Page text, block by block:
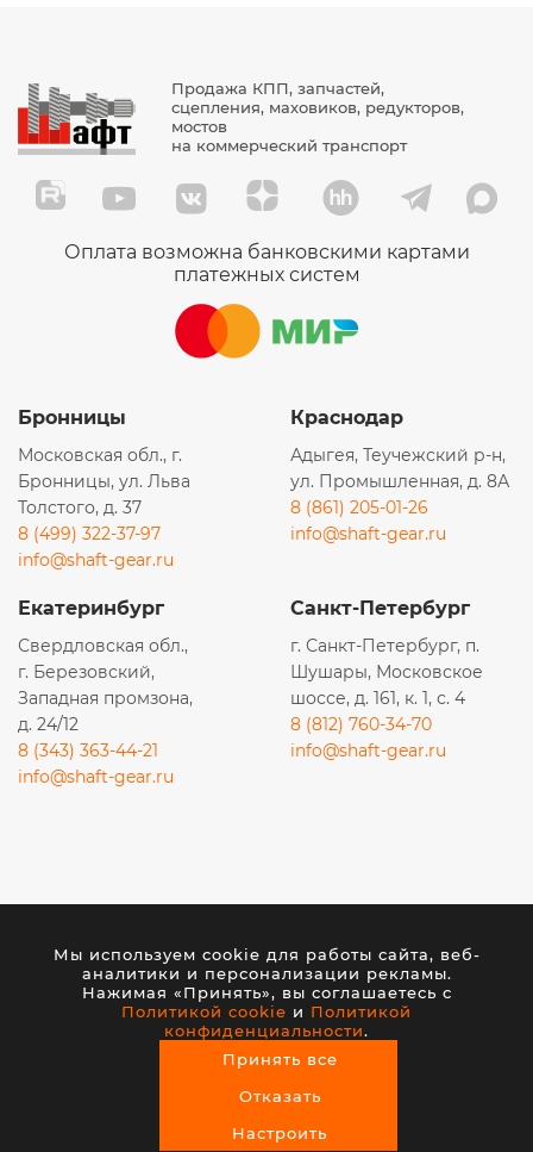
Мы используем cookie для работы сайта, веб-
аналитики и персонализации рекламы.
Нажимая «Принять», вы соглашаетесь с
Политикой cookie и Политикой
конфиденциальности.
Принять все
Отказать
Настроить
Продажа КПП, запчастей,
сцепления, маховиков, редукторов,
мостов
на коммерческий транспорт
Оплата возможна банковскими картами
платежных систем
Бронницы
Московская обл., г.
Бронницы, ул. Льва
Толстого, д. 37
8 (499) 322-37-97
info@shaft-gear.ru
Краснодар
Адыгея, Теучежский р-н,
ул. Промышленная, д. 8А
8 (861) 205-01-26
info@shaft-gear.ru
Екатеринбург
Свердловская обл.,
г. Березовский,
Западная промзона,
д. 24/12
8 (343) 363-44-21
info@shaft-gear.ru
Санкт-Петербург
г. Санкт-Петербург, п.
Шушары, Московское
шоссе, д. 161, к. 1, с. 4
8 (812) 760-34-70
info@shaft-gear.ru
каких условиях не является публичной офертой,
определяемой положениями статьи 437 (2) ГК РФ.
© 2026 ООО «ШАФТ». Все права защищены.